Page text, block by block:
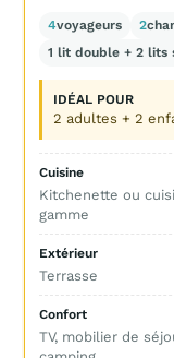
4voyageurs 2
1 lit double + 2 lits
IDÉAL POUR
2 adultes + 2
Cuisine
Kitchenette ou
gamme
Extérieur
Terrasse
Confort
TV, mobilier de